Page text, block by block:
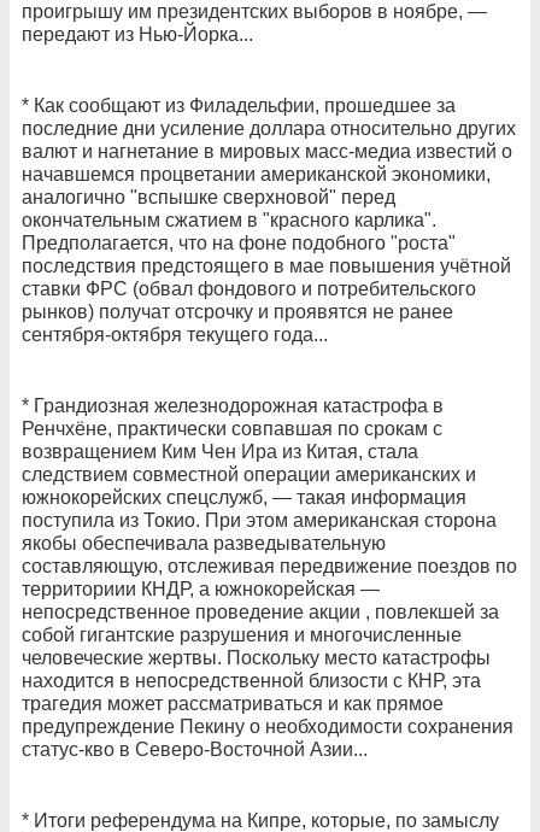
проигрышу им президентских выборов в ноябре, —
передают из Нью-Йорка...
* Как сообщают из Филадельфии, прошедшее за
последние дни усиление доллара относительно других
валют и нагнетание в мировых масс-медиа известий о
начавшемся процветании американской экономики,
аналогично "вспышке сверхновой" перед
окончательным сжатием в "красного карлика".
Предполагается, что на фоне подобного "роста"
последствия предстоящего в мае повышения учётной
ставки ФРС (обвал фондового и потребительского
рынков) получат отсрочку и проявятся не ранее
сентября-октября текущего года...
* Грандиозная железнодорожная катастрофа в
Ренчхёне, практически совпавшая по срокам с
возвращением Ким Чен Ира из Китая, стала
следствием совместной операции американских и
южнокорейских спецслужб, — такая информация
поступила из Токио. При этом американская сторона
якобы обеспечивала разведывательную
составляющую, отслеживая передвижение поездов по
территориии КНДР, а южнокорейская —
непосредственное проведение акции , повлекшей за
собой гигантские разрушения и многочисленные
человеческие жертвы. Поскольку место катастрофы
находится в непосредственной близости с КНР, эта
трагедия может рассматриваться и как прямое
предупреждение Пекину о необходимости сохранения
статус-кво в Северо-Восточной Азии...
* Итоги референдума на Кипре, которые, по замыслу